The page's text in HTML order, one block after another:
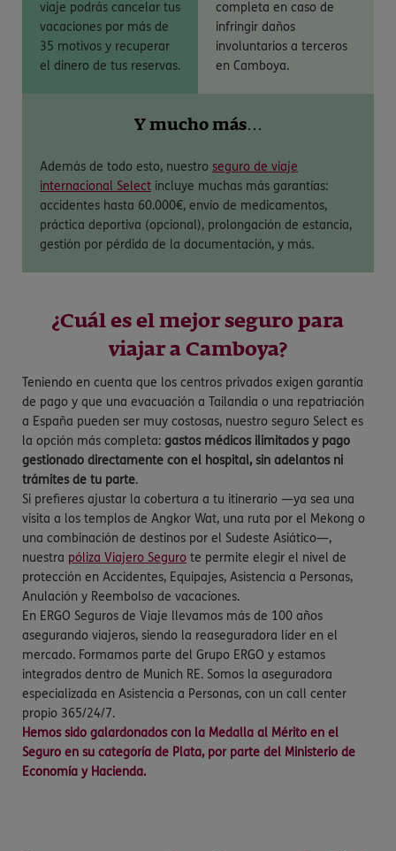
viaje podrás cancelar tus
vacaciones por más de
35 motivos y recuperar
el dinero de tus reservas.
completa en caso de
infringir daños
involuntarios a terceros
en Camboya.
Y mucho más…
Además de todo esto, nuestro seguro de viaje
internacional Select incluye muchas más garantías:
accidentes hasta 60.000€, envío de medicamentos,
práctica deportiva (opcional), prolongación de estancia,
gestión por pérdida de la documentación, y más.
¿Cuál es el mejor seguro para
viajar a Camboya?
Teniendo en cuenta que los centros privados exigen garantía
de pago y que una evacuación a Tailandia o una repatriación
a España pueden ser muy costosas, nuestro seguro Select es
la opción más completa: gastos médicos ilimitados y pago
gestionado directamente con el hospital, sin adelantos ni
trámites de tu parte.
Si prefieres ajustar la cobertura a tu itinerario —ya sea una
visita a los templos de Angkor Wat, una ruta por el Mekong o
una combinación de destinos por el Sudeste Asiático—,
nuestra póliza Viajero Seguro te permite elegir el nivel de
protección en Accidentes, Equipajes, Asistencia a Personas,
Anulación y Reembolso de vacaciones.
En ERGO Seguros de Viaje llevamos más de 100 años
asegurando viajeros, siendo la reaseguradora líder en el
mercado. Formamos parte del Grupo ERGO y estamos
integrados dentro de Munich RE. Somos la aseguradora
especializada en Asistencia a Personas, con un call center
propio 365/24/7.
Hemos sido galardonados con la Medalla al Mérito en el
Seguro en su categoría de Plata, por parte del Ministerio de
Economía y Hacienda.